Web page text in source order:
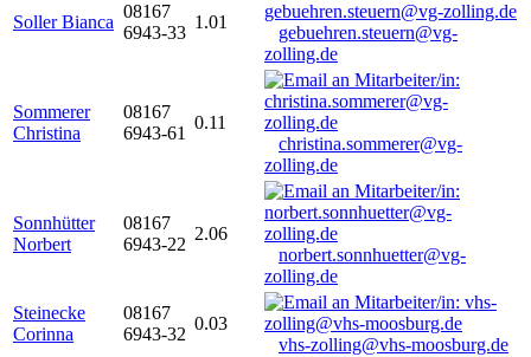
Soller Bianca
08167
6943-33
1.01
gebuehren.steuern@vg-
zolling.de
Sommerer
Christina
08167
6943-61
0.11
christina.sommerer@vg-
zolling.de
Sonnhütter
Norbert
08167
6943-22
2.06
norbert.sonnhuetter@vg-
zolling.de
Steinecke
Corinna
08167
6943-32
0.03
vhs-zolling@vhs-moosburg.de